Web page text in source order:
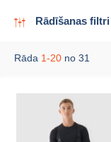
Rādīšanas filtri
Rāda 1-20 no 31